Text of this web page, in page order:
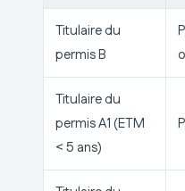
Titulaire du
permis B
Titulaire du
permis A1 (ETM
< 5 ans)